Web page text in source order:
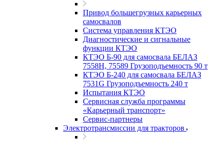
Привод большегрузных карьерных
самосвалов
Система управления КТЭО
Диагностические и сигнальные
функции КТЭО
КТЭО Б-90 для самосвала БЕЛАЗ
7558H, 75589 Грузоподъемность 90 т
КТЭО Б-240 для самосвала БЕЛАЗ
7531G Грузоподъемность 240 т
Испытания КТЭО
Сервисная служба программы
«Карьерный транспорт»
Сервис-партнеры
Электротрансмиссии для тракторов